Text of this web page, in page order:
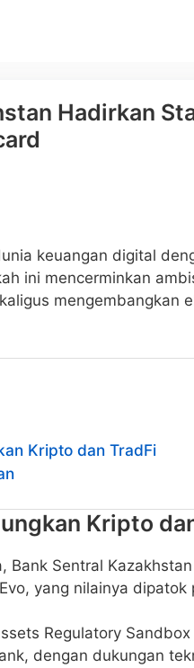
Hadirkan
keuangan digital
ini mencerminkan
mengembangkan
Kripto dan TradFi
Kripto
Bank Sentral
yang nilainya
Regulatory
dengan dukungan